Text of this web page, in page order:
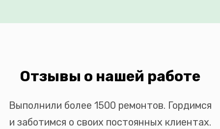
Отзывы о нашей работе
Выполнили более 1500 ремонтов. Гордимся
и заботимся о своих постоянных клиентах.